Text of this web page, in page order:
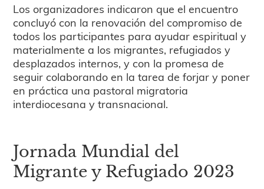
Los organizadores indicaron que el encuentro
concluyó con la renovación del compromiso de
todos los participantes para ayudar espiritual y
materialmente a los migrantes, refugiados y
desplazados internos, y con la promesa de
seguir colaborando en la tarea de forjar y poner
en práctica una pastoral migratoria
interdiocesana y transnacional.
Jornada Mundial del
Migrante y Refugiado 2023